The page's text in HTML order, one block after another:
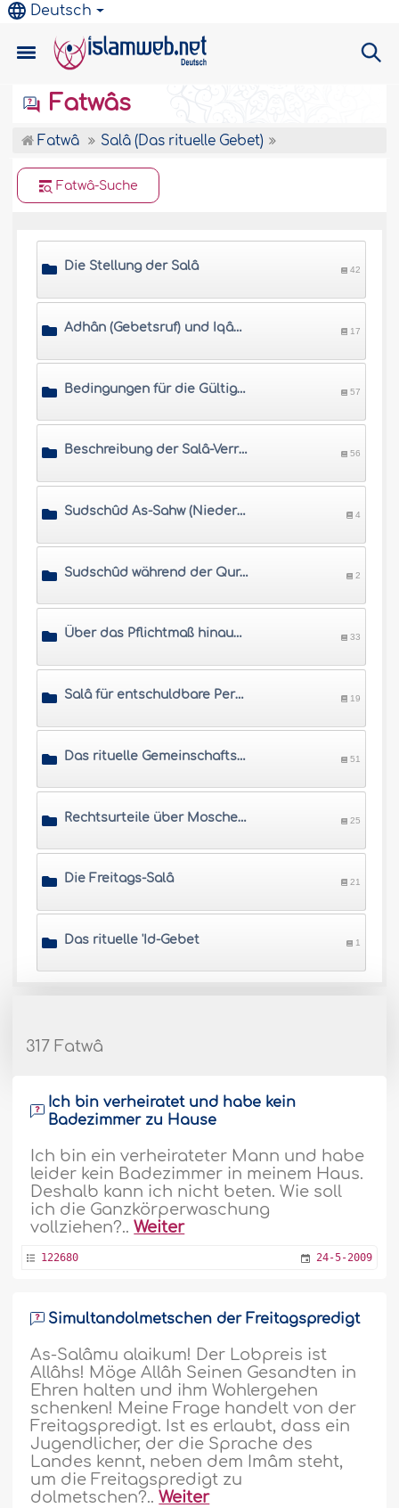
Deutsch
Fatwâs
Fatwâ Salâ (Das rituelle Gebet)
Fatwâ-Suche
Die Stellung der Salâ 42
Adhân (Gebetsruf) und Iqâma (Ruf zum Gebetsbeginn) 17
Bedingungen für die Gültigkeit der Salâ 57
Beschreibung der Salâ-Verrichtung 56
Sudschûd As-Sahw (Niederwerfung für Vergesslichkeiten) 4
Sudschûd während der Qurân-Lesung und Sudschûd aus Dankbarkeit 2
Über das Pflichtmaß hinausgehende rituelle Gebete 33
Salâ für entschuldbare Personen 19
Das rituelle Gemeinschaftsgebet 51
Rechtsurteile über Moscheen und Orte für die Salâ 25
Die Freitags-Salâ 21
Das rituelle 'Id-Gebet 1
317 Fatwâ
Ich bin verheiratet und habe kein
Badezimmer zu Hause
Ich bin ein verheirateter Mann und habe
leider kein Badezimmer in meinem Haus.
Deshalb kann ich nicht beten. Wie soll
ich die Ganzkörperwaschung
vollziehen?..Weiter
122680 24-5-2009
Simultandolmetschen der Freitagspredigt
As-Salâmu alaikum! Der Lobpreis ist
Allâhs! Möge Allâh Seinen Gesandten in
Ehren halten und ihm Wohlergehen
schenken! Meine Frage handelt von der
Freitagspredigt. Ist es erlaubt, dass ein
Jugendlicher, der die Sprache des
Landes kennt, neben dem Imâm steht,
um die Freitagspredigt zu
dolmetschen?..Weiter